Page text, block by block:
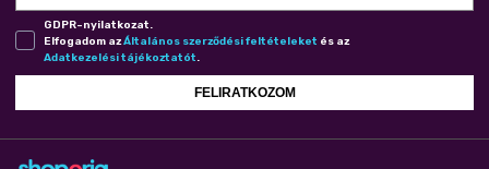
GDPR-nyilatkozat.
Elfogadom azÁl­ta­lá­nos szer­ző­dé­si fel­té­te­le­ket és az
Adat­ke­ze­lé­si tá­jé­koz­ta­tót.
FELIRATKOZOM